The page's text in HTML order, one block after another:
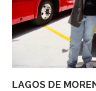
LAGOS DE